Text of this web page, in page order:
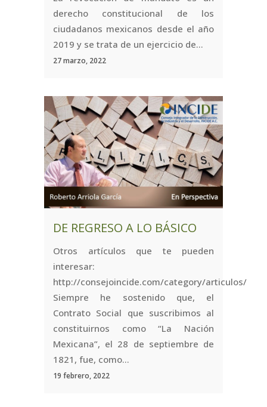
derecho constitucional de los
ciudadanos mexicanos desde el año
2019 y se trata de un ejercicio de...
27 marzo, 2022
DE REGRESO A LO BÁSICO
Otros artículos que te pueden
interesar:
http://consejoincide.com/category/articulos/
Siempre he sostenido que, el
Contrato Social que suscribimos al
constituirnos como “La Nación
Mexicana”, el 28 de septiembre de
1821, fue, como...
19 febrero, 2022